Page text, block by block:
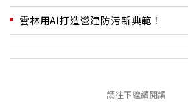
雲林用AI打造營建防污新典範！
請往下繼續閱讀